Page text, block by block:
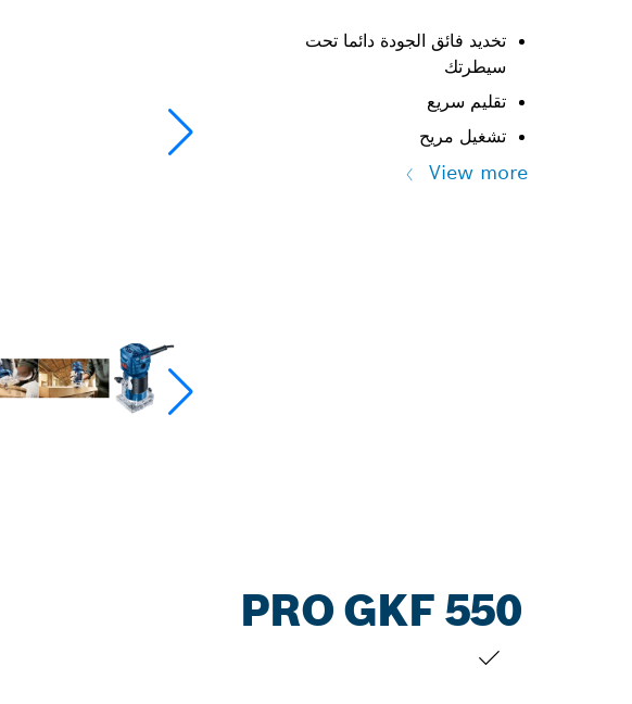
تخديد فائق الجودة دائما تحت
سيطرتك
تقليم سريع
تشغيل مريح
View more
PRO GKF 550